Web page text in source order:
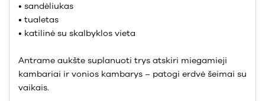
• sandėliukas
• tualetas
• katilinė su skalbyklos vieta
Antrame aukšte suplanuoti trys atskiri miegamieji
kambariai ir vonios kambarys – patogi erdvė šeimai su
vaikais.